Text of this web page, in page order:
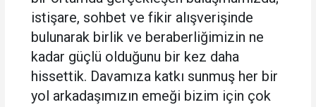
istişare, sohbet ve fikir alışverişinde
bulunarak birlik ve beraberliğimizin ne
kadar güçlü olduğunu bir kez daha
hissettik. Davamıza katkı sunmuş her bir
yol arkadaşımızın emeği bizim için çok